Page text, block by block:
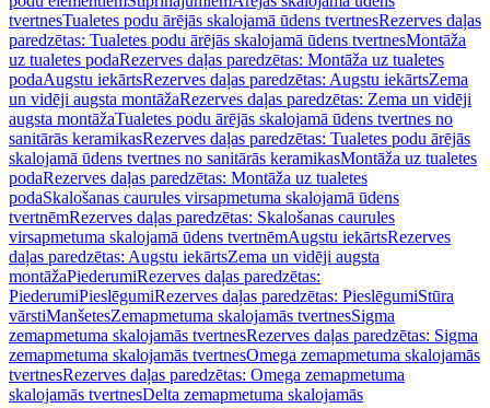
tvertnesTualetes podu ārējās skalojamā ūdens tvertnesRezerves daļas
paredzētas: Tualetes podu ārējās skalojamā ūdens tvertnesMontāža
uz tualetes podaRezerves daļas paredzētas: Montāža uz tualetes
podaAugstu iekārtsRezerves daļas paredzētas: Augstu iekārtsZema
un vidēji augsta montāžaRezerves daļas paredzētas: Zema un vidēji
augsta montāžaTualetes podu ārējās skalojamā ūdens tvertnes no
sanitārās keramikasRezerves daļas paredzētas: Tualetes podu ārējās
skalojamā ūdens tvertnes no sanitārās keramikasMontāža uz tualetes
podaRezerves daļas paredzētas: Montāža uz tualetes
podaSkalošanas caurules virsapmetuma skalojamā ūdens
tvertnēmRezerves daļas paredzētas: Skalošanas caurules
virsapmetuma skalojamā ūdens tvertnēmAugstu iekārtsRezerves
daļas paredzētas: Augstu iekārtsZema un vidēji augsta
montāžaPiederumiRezerves daļas paredzētas:
PiederumiPieslēgumiRezerves daļas paredzētas: PieslēgumiStūra
vārstiManšetesZemapmetuma skalojamās tvertnesSigma
zemapmetuma skalojamās tvertnesRezerves daļas paredzētas: Sigma
zemapmetuma skalojamās tvertnesOmega zemapmetuma skalojamās
tvertnesRezerves daļas paredzētas: Omega zemapmetuma
skalojamās tvertnesDelta zemapmetuma skalojamās